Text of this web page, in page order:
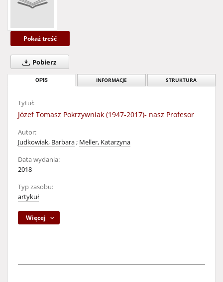
Pokaż treść
Pobierz
OPIS INFORMACJE STRUKTURA
Tytuł:
Józef Tomasz Pokrzywniak (1947-2017)- nasz Profesor
Autor:
Judkowiak, Barbara; Meller, Katarzyna
Data wydania:
2018
Typ zasobu:
artykuł
Więcej